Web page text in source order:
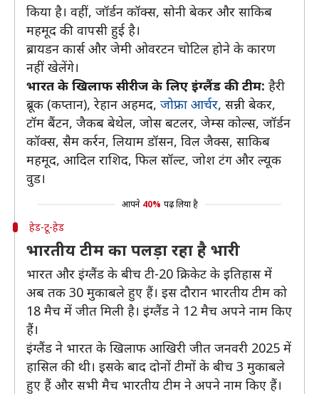
किया है। वहीं, जॉर्डन कॉक्स, सोनी बेकर और साकिब
महमूद की वापसी हुई है।
ब्रायडन कार्स और जेमी ओवरटन चोटिल होने के कारण
नहीं खेलेंगे।
भारत के खिलाफ सीरीज के लिए इंग्लैंड की टीम: हैरी
ब्रूक (कप्तान), रेहान अहमद, जोफ्रा आर्चर, सन्नी बेकर,
टॉम बैंटन, जैकब बेथेल, जोस बटलर, जेम्स कोल्स, जॉर्डन
कॉक्स, सैम कर्रन, लियाम डॉसन, विल जैक्स, साकिब
महमूद, आदिल राशिद, फिल सॉल्ट, जोश टंग और ल्यूक
वुड।
आपने 40% पढ़ लिया है
हेड-टू-हेड
भारतीय टीम का पलड़ा रहा है भारी
भारत और इंग्लैंड के बीच टी-20 क्रिकेट के इतिहास में
अब तक 30 मुकाबले हुए हैं। इस दौरान भारतीय टीम को
18 मैच में जीत मिली है। इंग्लैंड ने 12 मैच अपने नाम किए
हैं।
इंग्लैंड ने भारत के खिलाफ आखिरी जीत जनवरी 2025 में
हासिल की थी। इसके बाद दोनों टीमों के बीच 3 मुकाबले
हुए हैं और सभी मैच भारतीय टीम ने अपने नाम किए हैं।